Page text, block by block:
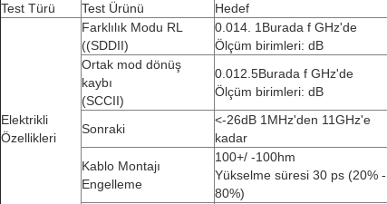
Test Türü Test Ürünü Hedef
Elektrikli
Özellikleri
Farklılık Modu RL
((SDDII)
0.014. 1 Burada f GHz'de
Ölçüm birimleri: dB
Ortak mod dönüş
kaybı
(SCCII)
0.01 2.5Burada f GHz'de
Ölçüm birimleri: dB
Sonraki
<-26dB 1MHz'den 11GHz'e
kadar
Kablo Montajı
Engelleme
100+/ -100hm
Yükselme süresi 30 ps (20% -
80%)